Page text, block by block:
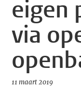
eigen
via
11 maart 2019